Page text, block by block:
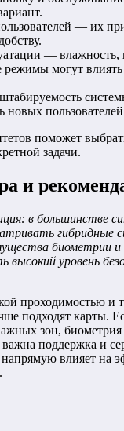
— их
— влажность,
режимы могут влиять
новых
поможет
задачи.
и
в большинстве
гибридные
биометрии
высокий уровень
проходимостью и
подходят карты.
зон, биометрия
поддержка и
влияет на